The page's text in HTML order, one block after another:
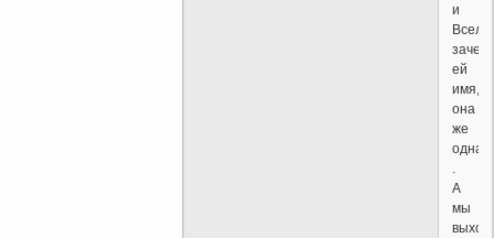
и
зачем
ей
имя,
она
же
одна...
.
А
мы